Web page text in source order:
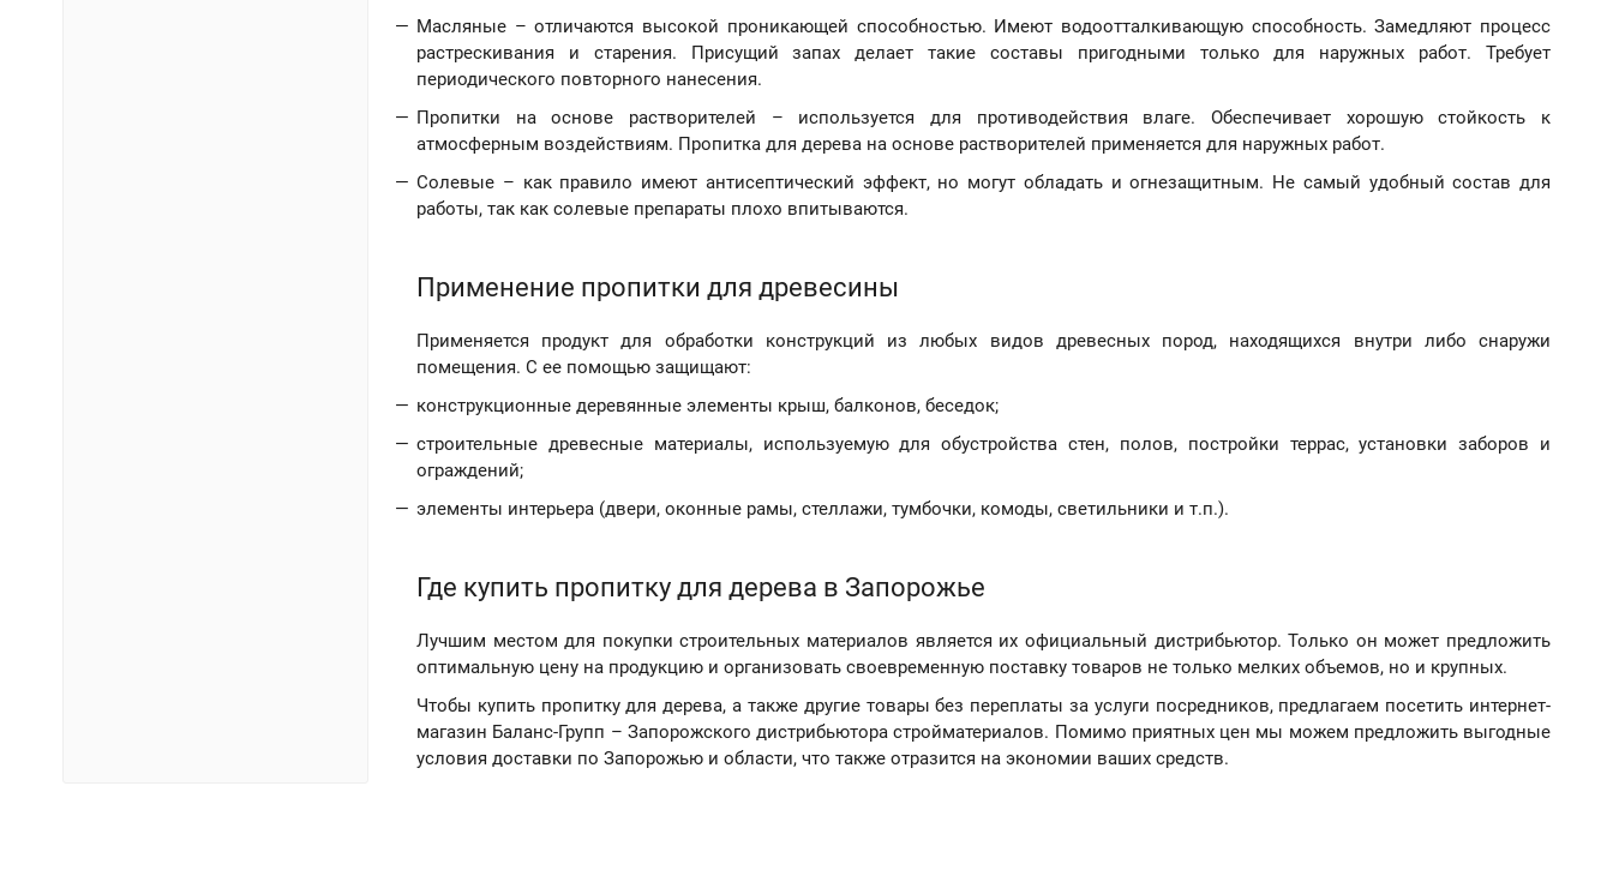
Масляные – отличаются высокой проникающей способностью. Имеют водоотталкивающую способность. Замедляют процесс
растрескивания и старения. Присущий запах делает такие составы пригодными только для наружных работ. Требует
периодического повторного нанесения.
Пропитки на основе растворителей – используется для противодействия влаге. Обеспечивает хорошую стойкость к
атмосферным воздействиям. Пропитка для дерева на основе растворителей применяется для наружных работ.
Солевые – как правило имеют антисептический эффект, но могут обладать и огнезащитным. Не самый удобный состав для
работы, так как солевые препараты плохо впитываются.
Применение пропитки для древесины
Применяется продукт для обработки конструкций из любых видов древесных пород, находящихся внутри либо снаружи
помещения. С ее помощью защищают:
конструкционные деревянные элементы крыш, балконов, беседок;
строительные древесные материалы, используемую для обустройства стен, полов, постройки террас, установки заборов и
ограждений;
элементы интерьера (двери, оконные рамы, стеллажи, тумбочки, комоды, светильники и т.п.).
Где купить пропитку для дерева в Запорожье
Лучшим местом для покупки строительных материалов является их официальный дистрибьютор. Только он может предложить
оптимальную цену на продукцию и организовать своевременную поставку товаров не только мелких объемов, но и крупных.
Чтобы купить пропитку для дерева, а также другие товары без переплаты за услуги посредников, предлагаем посетить интернет-
магазин Баланс-Групп – Запорожского дистрибьютора стройматериалов. Помимо приятных цен мы можем предложить выгодные
условия доставки по Запорожью и области, что также отразится на экономии ваших средств.